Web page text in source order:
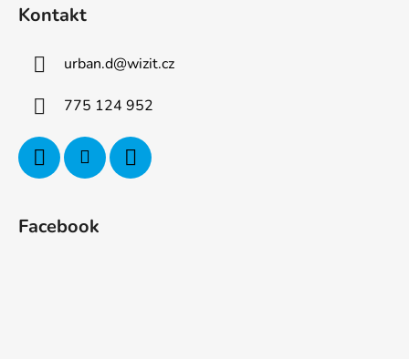
Kontakt
urban.d@wizit.cz
775 124 952
Facebook